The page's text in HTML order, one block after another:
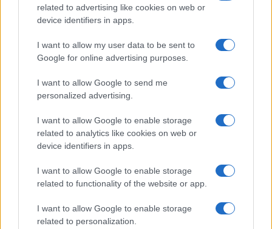
related to advertising like cookies on web or
device identifiers in apps.
I want to allow my user data to be sent to
Google for online advertising purposes.
I want to allow Google to send me
personalized advertising.
I want to allow Google to enable storage
related to analytics like cookies on web or
device identifiers in apps.
I want to allow Google to enable storage
related to functionality of the website or app.
I want to allow Google to enable storage
related to personalization.
NEWS
Brent chute de 8,3% : les matières premières corrigent en août
Juliette Bernard · 7 Août 2026